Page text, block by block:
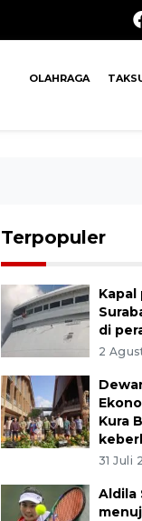
OLAHRAGA
Terpopuler
di
2
Kura
31 Juli
Aldila